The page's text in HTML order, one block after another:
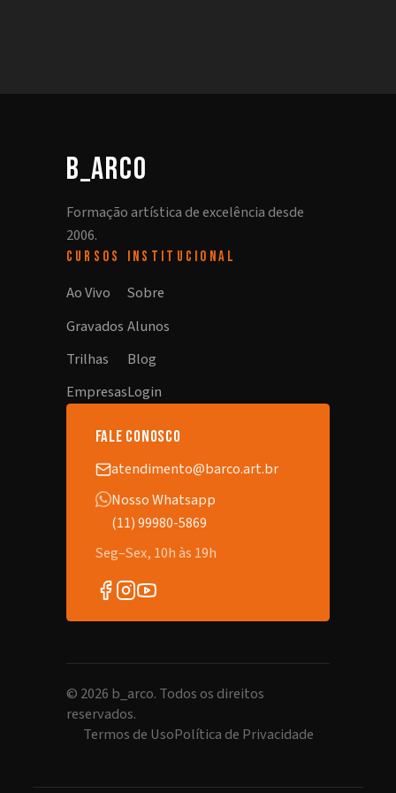
b_arco
Formação artística de excelência desde
2006.
CURSOS
Ao Vivo
Gravados
Trilhas
Empresas
INSTITUCIONAL
Sobre
Alunos
Blog
Login
fale conosco
atendimento@barco.art.br
Nosso Whatsapp
(11) 99980-5869
Seg–Sex, 10h às 19h
© 2026 b_arco. Todos os direitos
reservados.
Termos de UsoPolítica de Privacidade